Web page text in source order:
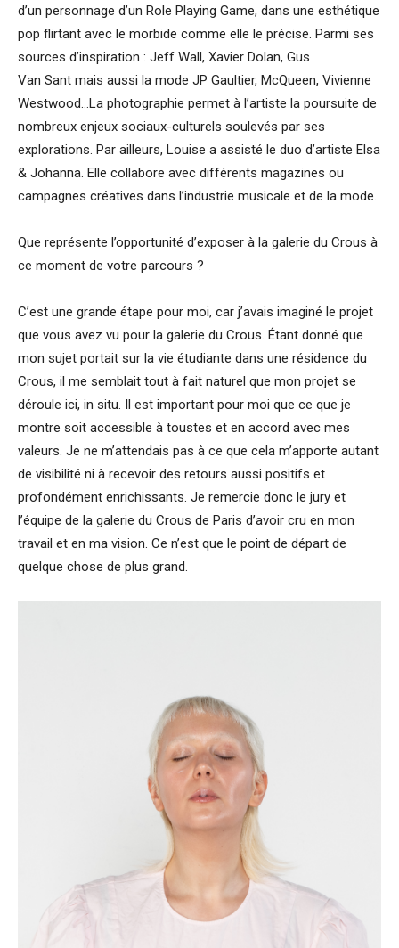
d’un personnage d’un Role Playing Game, dans une esthétique
pop flirtant avec le morbide comme elle le précise. Parmi ses
sources d’inspiration : Jeff Wall, Xavier Dolan, Gus
Van Sant mais aussi la mode JP Gaultier, McQueen, Vivienne
Westwood…La photographie permet à l’artiste la poursuite de
nombreux enjeux sociaux-culturels soulevés par ses
explorations. Par ailleurs, Louise a assisté le duo d’artiste Elsa
& Johanna. Elle collabore avec différents magazines ou
campagnes créatives dans l’industrie musicale et de la mode.
Que représente l’opportunité d’exposer à la galerie du Crous à
ce moment de votre parcours ?
C’est une grande étape pour moi, car j’avais imaginé le projet
que vous avez vu pour la galerie du Crous. Étant donné que
mon sujet portait sur la vie étudiante dans une résidence du
Crous, il me semblait tout à fait naturel que mon projet se
déroule ici, in situ. Il est important pour moi que ce que je
montre soit accessible à toustes et en accord avec mes
valeurs. Je ne m’attendais pas à ce que cela m’apporte autant
de visibilité ni à recevoir des retours aussi positifs et
profondément enrichissants. Je remercie donc le jury et
l’équipe de la galerie du Crous de Paris d’avoir cru en mon
travail et en ma vision. Ce n’est que le point de départ de
quelque chose de plus grand.